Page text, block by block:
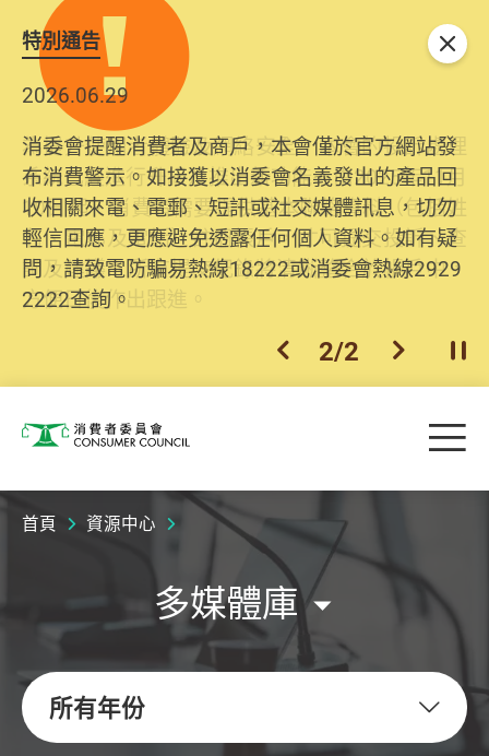
特別通告
2026.06.29
消委會提醒消費者及商戶，本會僅於官方網站發
布消費警示。如接獲以消委會名義發出的產品回
收相關來電、電郵、短訊或社交媒體訊息，切勿
輕信回應，更應避免透露任何個人資料。如有疑
問，請致電防騙易熱線18222或消委會熱線2929
2222查詢。
2025.10.31
為提升使用者體驗及網絡安全，本會的投訴處理
系統已經進行升級及推出新功能。由2025年11月
10日起，消費者需要提供基本聯絡資料（包括姓
名、電郵及電話）註冊帳戶，才可提交投訴、查
詢及建議。所有提交紀錄將清晰整合於帳戶中，
方便日後作出跟進。
上一個
2/2 下一個開
關閉
消費者委員會 目
首頁 資源中心
多媒體庫
所有年份